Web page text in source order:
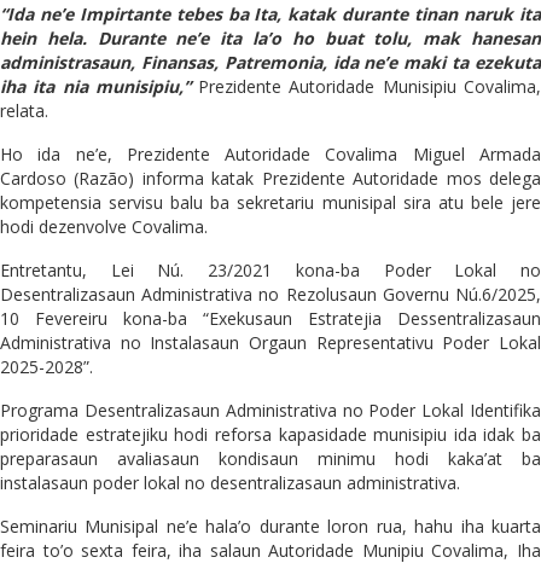
“Ida ne’e Impirtante tebes ba Ita, katak durante tinan naruk ita
hein hela. Durante ne’e ita la’o ho buat tolu, mak hanesan
administrasaun, Finansas, Patremonia, ida ne’e maki ta ezekuta
iha ita nia munisipiu,”Prezidente Autoridade Munisipiu Covalima,
relata.
Ho ida ne’e, Prezidente Autoridade Covalima Miguel Armada
Cardoso (Razão) informa katak Prezidente Autoridade mos delega
kompetensia servisu balu ba sekretariu munisipal sira atu bele jere
hodi dezenvolve Covalima.
Entretantu, Lei Nú. 23/2021 kona-ba Poder Lokal no
Desentralizasaun Administrativa no Rezolusaun Governu Nú.6/2025,
10 Fevereiru kona-ba “Exekusaun Estratejia Dessentralizasaun
Administrativa no Instalasaun Orgaun Representativu Poder Lokal
2025-2028”.
Programa Desentralizasaun Administrativa no Poder Lokal Identifika
prioridade estratejiku hodi reforsa kapasidade munisipiu ida idak ba
preparasaun avaliasaun kondisaun minimu hodi kaka’at ba
instalasaun poder lokal no desentralizasaun administrativa.
Seminariu Munisipal ne’e hala’o durante loron rua, hahu iha kuarta
feira to’o sexta feira, iha salaun Autoridade Munipiu Covalima, Iha